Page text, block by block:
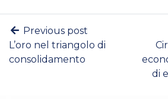
Previous post
L’oro nel triangolo di
consolidamento
di